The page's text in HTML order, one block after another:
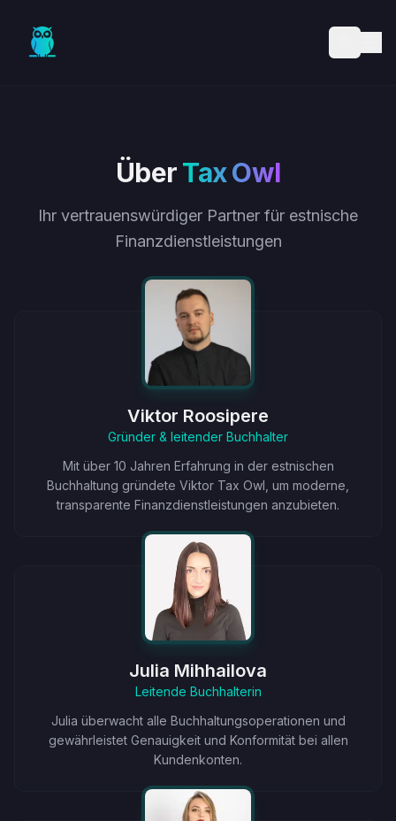
ÜberTax Owl
Ihr vertrauenswürdiger Partner für estnische
Finanzdienstleistungen
Viktor Roosipere
Gründer & leitender Buchhalter
Mit über 10 Jahren Erfahrung in der estnischen
Buchhaltung gründete Viktor Tax Owl, um moderne,
transparente Finanzdienstleistungen anzubieten.
Julia Mihhailova
Leitende Buchhalterin
Julia überwacht alle Buchhaltungsoperationen und
gewährleistet Genauigkeit und Konformität bei allen
Kundenkonten.